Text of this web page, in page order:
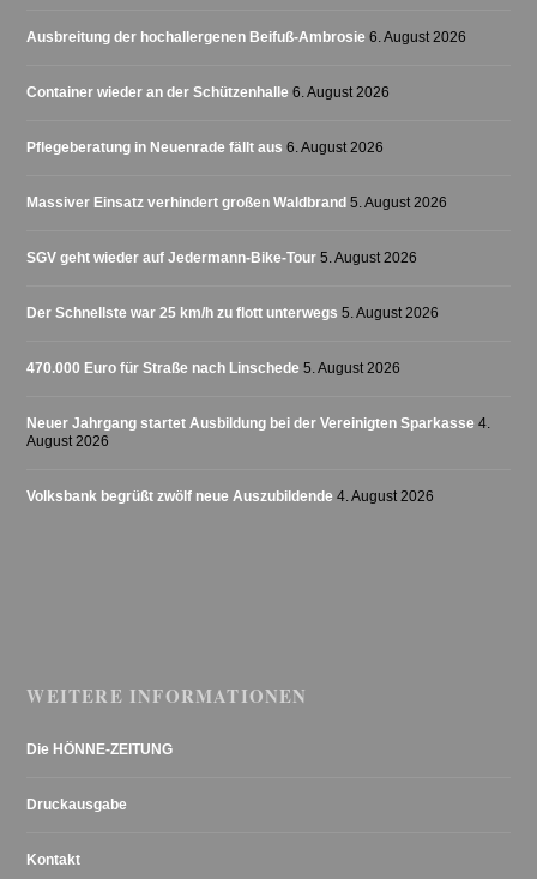
Ausbreitung der hochallergenen Beifuß-Ambrosie 6. August 2026
Container wieder an der Schützenhalle 6. August 2026
Pflegeberatung in Neuenrade fällt aus 6. August 2026
Massiver Einsatz verhindert großen Waldbrand 5. August 2026
SGV geht wieder auf Jedermann-Bike-Tour 5. August 2026
Der Schnellste war 25 km/h zu flott unterwegs 5. August 2026
470.000 Euro für Straße nach Linschede 5. August 2026
Neuer Jahrgang startet Ausbildung bei der Vereinigten Sparkasse 4.
August 2026
Volksbank begrüßt zwölf neue Auszubildende 4. August 2026
WEITERE INFORMATIONEN
Die HÖNNE-ZEITUNG
Druckausgabe
Kontakt